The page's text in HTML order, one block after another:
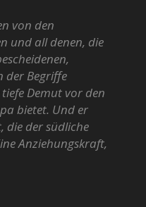
von den
und all denen, die
der Begriffe
Demut vor den
bietet. Und er
die der südliche
Anziehungskraft,